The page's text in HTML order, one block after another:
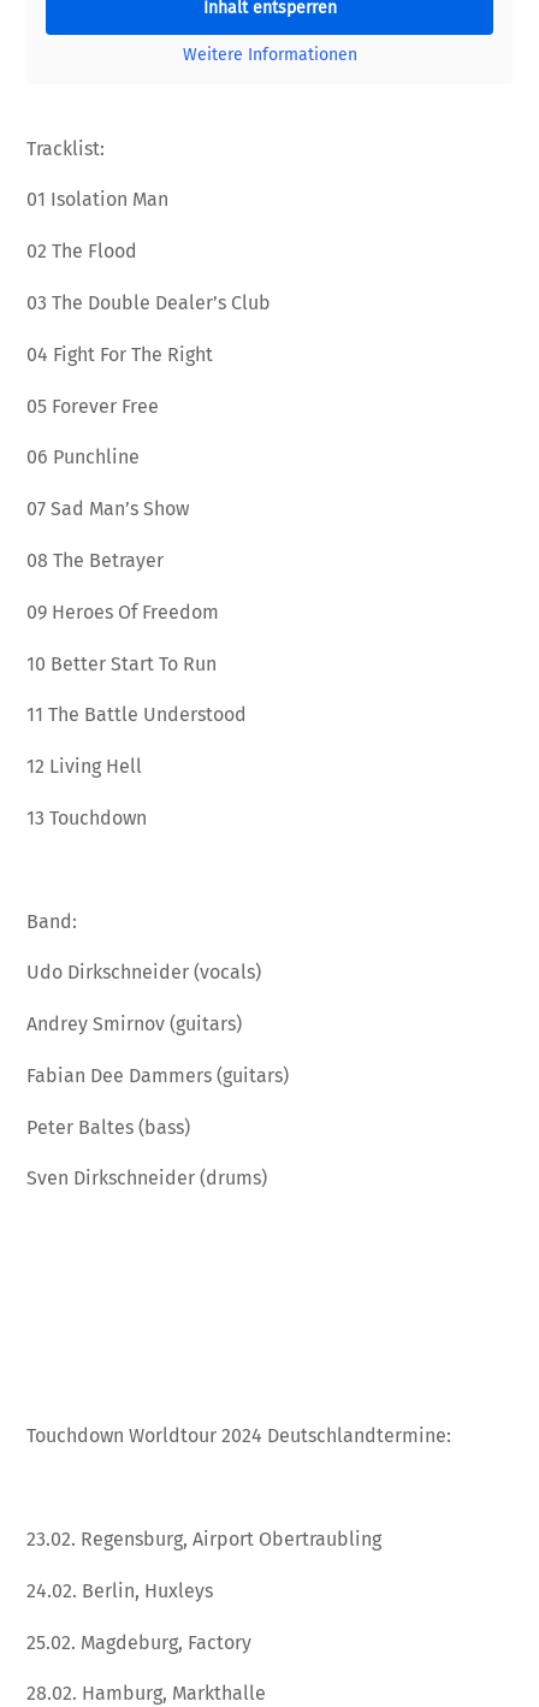
Inhalt entsperren
Weitere Informationen
Tracklist:
01 Isolation Man
02 The Flood
03 The Double Dealer’s Club
04 Fight For The Right
05 Forever Free
06 Punchline
07 Sad Man’s Show
08 The Betrayer
09 Heroes Of Freedom
10 Better Start To Run
11 The Battle Understood
12 Living Hell
13 Touchdown
Band:
Udo Dirkschneider (vocals)
Andrey Smirnov (guitars)
Fabian Dee Dammers (guitars)
Peter Baltes (bass)
Sven Dirkschneider (drums)
Touchdown Worldtour 2024 Deutschlandtermine:
23.02. Regensburg, Airport Obertraubling
24.02. Berlin, Huxleys
25.02. Magdeburg, Factory
28.02. Hamburg, Markthalle